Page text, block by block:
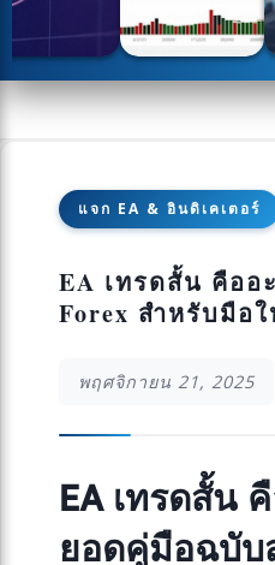
แจก EA & อินดิเคเตอร์
EA เทรดสั้น คืออ
Forex สำหรับมือใ
พฤศจิกายน 21, 2025
EA เทรดสั้น
ยอดคู่มือฉบั